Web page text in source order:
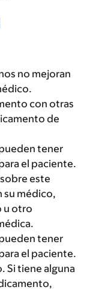
no mejoran
con otras
de
tener
el paciente.
este
su médico,
u otro
tener
el paciente.
Si tiene alguna